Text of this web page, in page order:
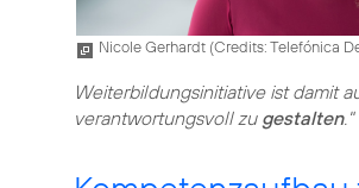
Nicole Gerhardt (Credits: Telefónica
Weiterbildungsinitiative ist damit
verantwortungsvoll zu gestalten."